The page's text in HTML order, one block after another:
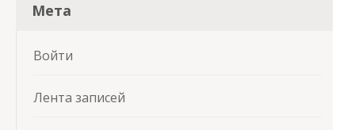
Мета
Войти
Лента записей